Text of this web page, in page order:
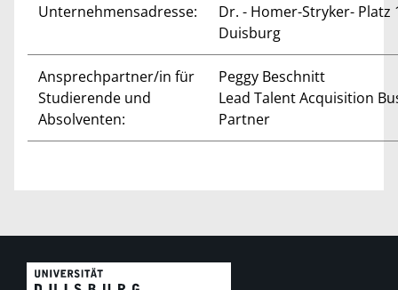
Unternehmensadresse:
Dr. - Homer-Stryker- Platz
Duisburg
Ansprechpartner/in für
Studierende und
Absolventen:
Peggy Beschnitt
Lead Talent Acquisition
Partner